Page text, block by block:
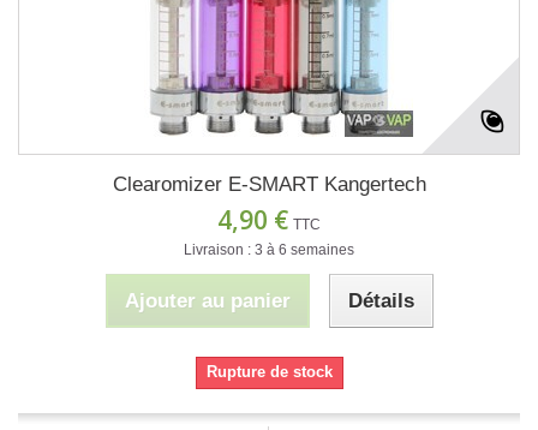
Clearomizer E-SMART Kangertech
4,90 € TTC
Livraison : 3 à 6 semaines
Ajouter au panier Détails
Rupture de stock